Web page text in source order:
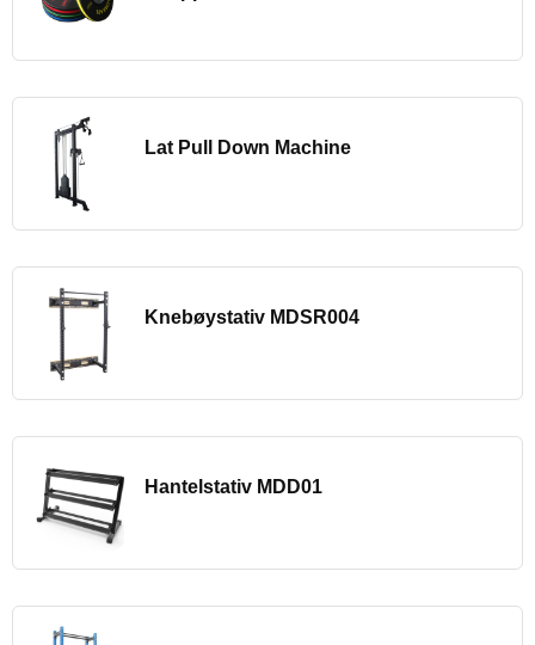
Lat Pull Down Machine
Knebøystativ MDSR004
Hantelstativ MDD01